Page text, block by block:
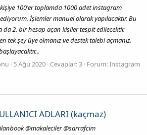
100'er toplamda 1000 adet instagram
İşlemler manuel olarak yapılacaktır. Bu
da 2. bir hesap açan kişiler tespit edilecektir.
tek şey üye olmanız ve destek talebi açmanız.
5 Ağu 2020 Cevaplar: 3 Forum:Instagram
ADLARI (kaçmaz)
@makaleciler @sarrafcim